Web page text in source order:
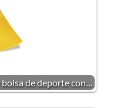
de deporte con…